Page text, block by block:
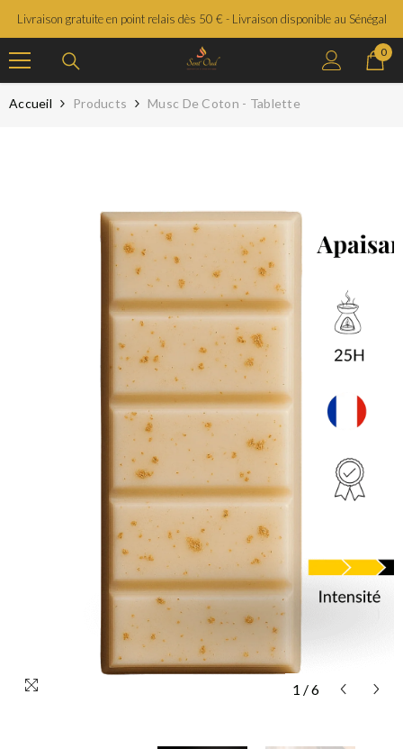
SAUTER LE CONTENU
Livraison gratuite en point relais dès 50 € - Livraison disponible au Sénégal
0
0
Accueil Products Musc De Coton - Tablette
1 /6